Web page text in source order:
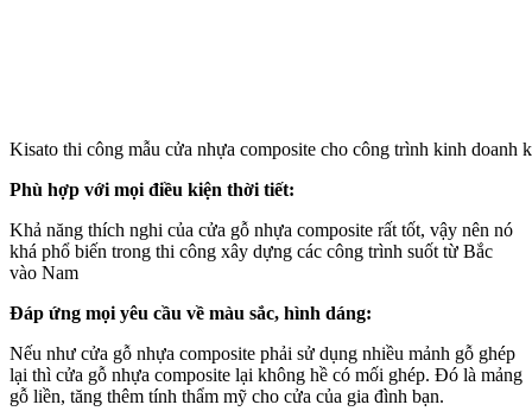
Kisato thi công mẫu cửa nhựa composite cho công trình kinh doanh
Phù hợp với mọi điều kiện thời tiết:
Khả năng thích nghi của cửa gỗ nhựa composite rất tốt, vậy nên nó
khá phổ biến trong thi công xây dựng các công trình suốt từ Bắc
vào Nam
Đáp ứng mọi yêu cầu về màu sắc, hình dáng:
Nếu như cửa gỗ nhựa composite phải sử dụng nhiều mảnh gỗ ghép
lại thì cửa gỗ nhựa composite lại không hề có mối ghép. Đó là mảng
gỗ liền, tăng thêm tính thẩm mỹ cho cửa của gia đình bạn.